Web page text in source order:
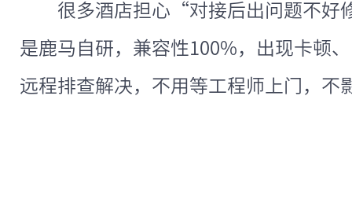
很多酒店担心“对接后出问题不好
是鹿马自研，兼容性100%，出现卡顿
远程排查解决，不用等工程师上门，